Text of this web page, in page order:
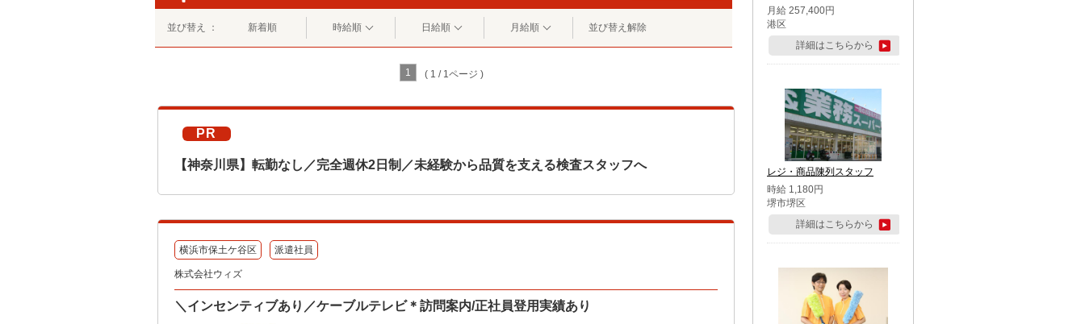
並び替え ： 新着順 時給順 日給順 月給順 並び替え解除
1 ( 1 / 1ページ )
PR
【神奈川県】転勤なし／完全週休2日制／未経験から品質を支える検査スタッフへ
横浜市保土ケ谷区 派遣社員
株式会社ウィズ
＼インセンティブあり／ケーブルテレビ＊訪問案内/正社員登用実績あり
月給 257,400円
港区
詳細はこちらから
レジ・商品陳列スタッフ
時給 1,180円
堺市堺区
詳細はこちらから